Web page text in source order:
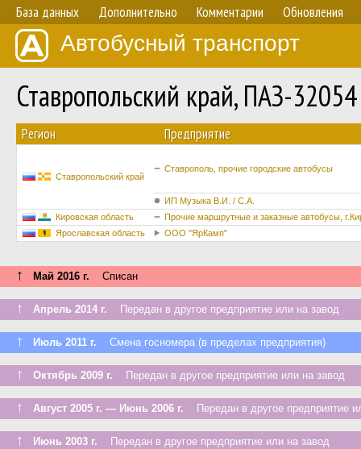
База данных Дополнительно Комментарии Обновления
Автобусный транспорт
Ставропольский край, ПАЗ-
Регион Предприятие
Ставропольский край
Ставрополь, прочие городские автобусы
ИП Музыка В.И. / С.А.
Кировская область
Прочие маршрутные и заказные автобусы,
Ярославская область
ООО "ЯрКамп"
↑ Май 2016 г. Списан
↑ Апрель 2014 г. Передан в другое предприятие или на завод
↑ Июль 2011 г. Смена госномера (в пределах предприятия)
↑ Октябрь 2009 г. Передан в другое предприятие или на завод
↑ Август 2005 г. — Июнь 2006 г. Передан в другое предприятие
↑ Июнь 2003 г. Передан в другое предприятие или на завод